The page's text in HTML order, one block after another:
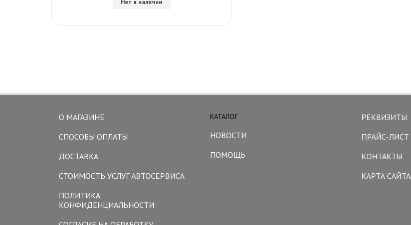
Нет в наличии
О МАГАЗИНЕ
СПОСОБЫ ОПЛАТЫ
ДОСТАВКА
СТОИМОСТЬ УСЛУГ АВТОСЕРВИСА
КАТАЛОГ
НОВОСТИ
ПОМОЩЬ
РЕКВИЗИТЫ
ПРАЙС-ЛИСТ
КОНТАКТЫ
КАРТА САЙТА
ПОЛИТИКА
КОНФИДЕНЦИАЛЬНОСТИ